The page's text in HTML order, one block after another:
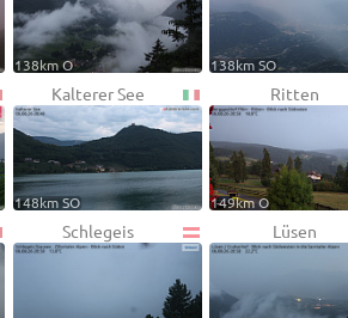
138km O 138km SO
Kalterer See
148km SO
Ritten
149km O
Schlegeis Lüsen